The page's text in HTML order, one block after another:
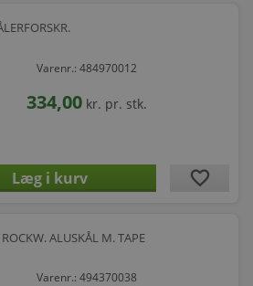
Varenr.: 484970012
334,00 kr. pr. stk.
favorite
ALUSKÅL M. TAPE
Varenr.: 494370038